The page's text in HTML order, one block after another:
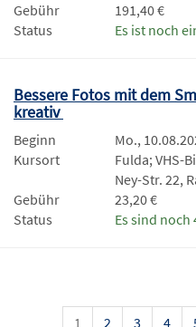
Gebühr
191,40 €
Status
Es ist noch
Bessere Fotos mit dem
kreativ
Beginn
Mo.,
Kursort
Fulda; VHS-
Ney-Str. 22,
Gebühr
23,20 €
Status
Es sind noch
1 2 3 4